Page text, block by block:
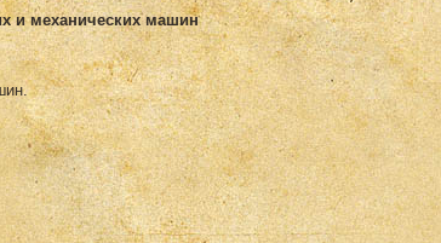
и механических машин